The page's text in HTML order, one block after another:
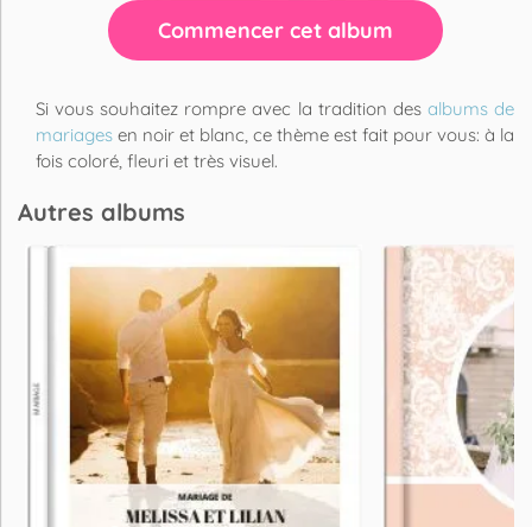
Commencer cet album
Si vous souhaitez rompre avec la tradition des albums de
mariages en noir et blanc, ce thème est fait pour vous: à la
fois coloré, fleuri et très visuel.
Autres albums